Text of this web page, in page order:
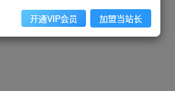
开通VIP会员 加盟当站长